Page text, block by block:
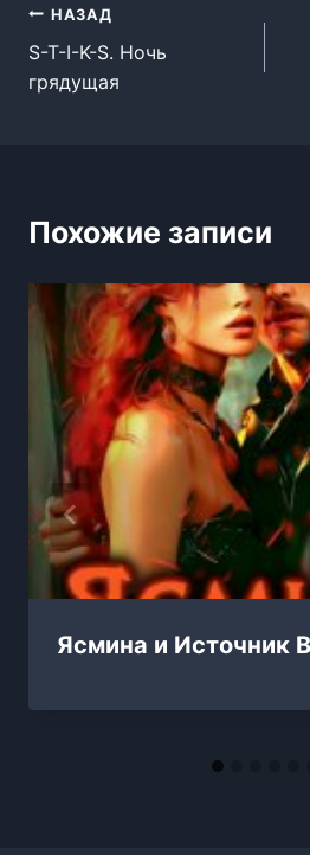
Навигация
по
НАЗАД
S-T-I-K-S. Ночь
грядущая
Похожие записи
Ясмина и Источник